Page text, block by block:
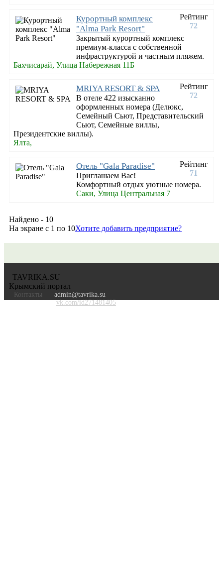
Рейтинг
72
Курортный комплекс
"Alma Park Resort"
Закрытый курортный комплекс
премиум-класса с собственной
инфраструктурой и частным пляжем.
Бахчисарай, Улица Набережная 11Б
Рейтинг
72
MRIYA RESORT & SPA
В отеле 422 изысканно
оформленных номера (Делюкс,
Семейный Сьют, Представительский
Сьют, Семейные виллы,
Президентские виллы).
Ялта,
Рейтинг
71
Отель "Gala Paradise"
Приглашаем Вас!
Комфортный отдых уютные номера.
Саки, Улица Центральная 7
Найдено - 10
На экране с 1 по 10Хотите добавить предприятие?
TAVRIKA.SU
Крымский портал
Контакты
admin@tavrika.su
vk.com/id271481405